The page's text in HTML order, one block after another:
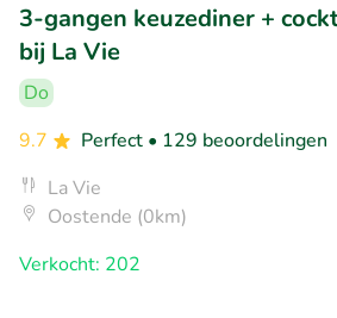
3-gangen keuzediner +
bij La Vie
Do
9.7
Perfect • 129 beoordelingen
La Vie
Oostende (0km)
Verkocht: 202